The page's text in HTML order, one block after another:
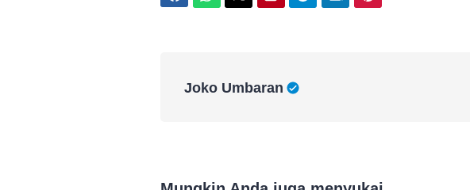
Joko Umbaran